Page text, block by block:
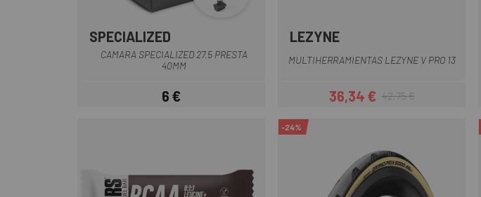
SPECIALIZED
CAMARA SPECIALIZED 27.5 PRESTA
40MM
Prezzo
6 €
LEZYNE
MULTIHERRAMIENTAS LEZYNE V PRO 13
Prezzo
36,34 €Prezzo base
42,75 €
-24%